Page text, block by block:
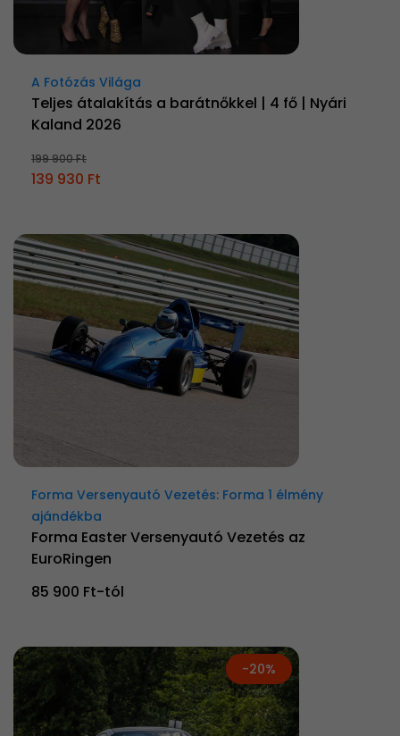
A Fotózás Világa
Teljes átalakítás a barátnőkkel | 4 fő | Nyári
Kaland 2026
199 900 Ft
139 930 Ft
Forma Versenyautó Vezetés: Forma 1 élmény
ajándékba
Forma Easter Versenyautó Vezetés az
EuroRingen
85 900 Ft-tól
-20%